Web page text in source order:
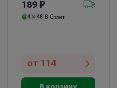
189 ₽
4 × 48 В Сплит
от 114